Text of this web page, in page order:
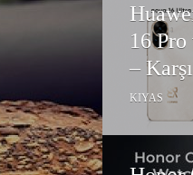
16
–
KIYAS